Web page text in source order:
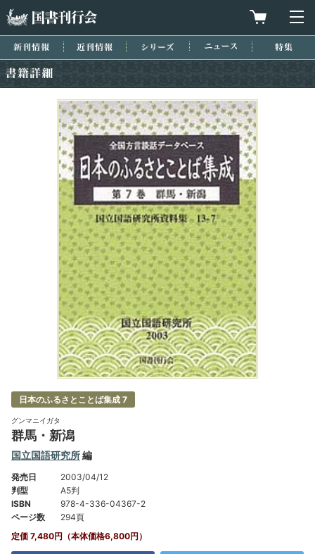
買物カゴを
新刊情報 近刊情報 シリーズ ニュース
日本のふるさとことば集成 7
グンマニイガタ
群馬・新潟
国立国語研究所編
発売日
2003/04/12
判型
A5判
ISBN
978-4-336-04367-2
ページ数
294頁
定価 7,480円（本体価格6,800円）